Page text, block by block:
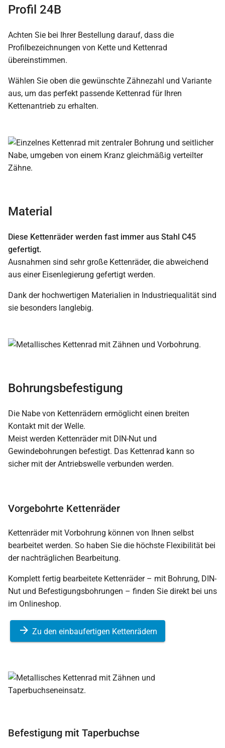
Profil 24B
Achten Sie bei Ihrer Bestellung darauf, dass die
Profilbezeichnungen von Kette und Kettenrad
übereinstimmen.
Wählen Sie oben die gewünschte Zähnezahl und Variante
aus, um das perfekt passende Kettenrad für Ihren
Kettenantrieb zu erhalten.
Material
Diese Kettenräder werden fast immer aus Stahl C45
gefertigt.
Ausnahmen sind sehr große Kettenräder, die abweichend
aus einer Eisenlegierung gefertigt werden.
Dank der hochwertigen Materialien in Industriequalität sind
sie besonders langlebig.
Bohrungsbefestigung
Die Nabe von Kettenrädern ermöglicht einen breiten
Kontakt mit der Welle.
Meist werden Kettenräder mit DIN-Nut und
Gewindebohrungen befestigt. Das Kettenrad kann so
sicher mit der Antriebswelle verbunden werden.
Vorgebohrte Kettenräder
Kettenräder mit Vorbohrung können von Ihnen selbst
bearbeitet werden. So haben Sie die höchste Flexibilität bei
der nachträglichen Bearbeitung.
Komplett fertig bearbeitete Kettenräder – mit Bohrung, DIN-
Nut und Befestigungsbohrungen – finden Sie direkt bei uns
im Onlineshop.
Zu den einbaufertigen Kettenrädern
Befestigung mit Taperbuchse